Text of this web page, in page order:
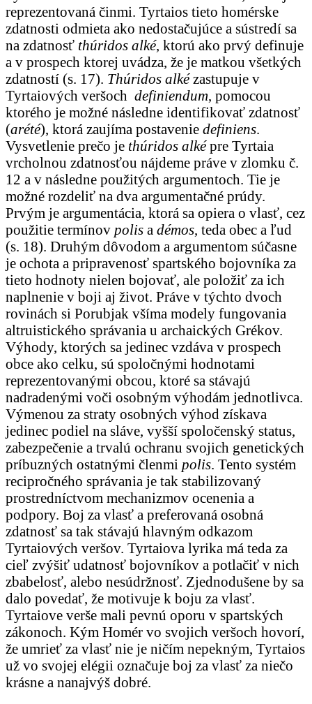
reprezentovaná činmi. Tyrtaios tieto homérske
zdatnosti odmieta ako nedostačujúce a sústredí sa
na zdatnosť thúridos alké, ktorú ako prvý definuje
a v prospech ktorej uvádza, že je matkou všetkých
zdatností (s. 17). Thúridos alkézastupuje v
Tyrtaiových veršoch definiendum, pomocou
ktorého je možné následne identifikovať zdatnosť
(arété), ktorá zaujíma postavenie definiens.
Vysvetlenie prečo je thúridos alképre Tyrtaia
vrcholnou zdatnosťou nájdeme práve v zlomku č.
12 a v následne použitých argumentoch. Tie je
možné rozdeliť na dva argumentačné prúdy.
Prvým je argumentácia, ktorá sa opiera o vlasť, cez
použitie termínov polis a démos, teda obec a ľud
(s. 18). Druhým dôvodom a argumentom súčasne
je ochota a pripravenosť spartského bojovníka za
tieto hodnoty nielen bojovať, ale položiť za ich
naplnenie v boji aj život. Práve v týchto dvoch
rovinách si Porubjak všíma modely fungovania
altruistického správania u archaických Grékov.
Výhody, ktorých sa jedinec vzdáva v prospech
obce ako celku, sú spoločnými hodnotami
reprezentovanými obcou, ktoré sa stávajú
nadradenými voči osobným výhodám jednotlivca.
Výmenou za straty osobných výhod získava
jedinec podiel na sláve, vyšší spoločenský status,
zabezpečenie a trvalú ochranu svojich genetických
príbuzných ostatnými členmi polis. Tento systém
recipročného správania je tak stabilizovaný
prostredníctvom mechanizmov ocenenia a
podpory. Boj za vlasť a preferovaná osobná
zdatnosť sa tak stávajú hlavným odkazom
Tyrtaiových veršov. Tyrtaiova lyrika má teda za
cieľ zvýšiť udatnosť bojovníkov a potlačiť v nich
zbabelosť, alebo nesúdržnosť. Zjednodušene by sa
dalo povedať, že motivuje k boju za vlasť.
Tyrtaiove verše mali pevnú oporu v spartských
zákonoch. Kým Homér vo svojich veršoch hovorí,
že umrieť za vlasť nie je ničím nepekným, Tyrtaios
už vo svojej elégii označuje boj za vlasť za niečo
krásne a nanajvýš dobré.